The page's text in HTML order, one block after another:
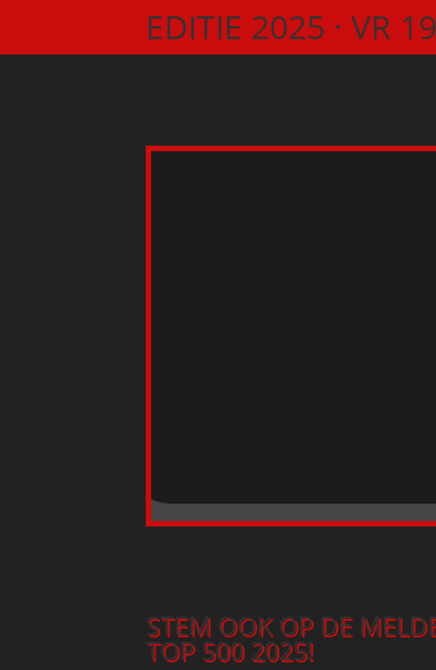
EDITIE 2025 ·VR
STEM OOK OP DE
TOP 500 2025!